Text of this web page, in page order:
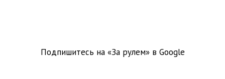
Подпишитесь на «За рулем» в Google